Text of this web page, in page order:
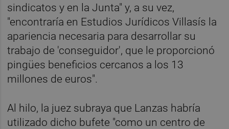
sindicatos y en la Junta" y, a su vez,
"encontraría en Estudios Jurídicos Villasís la
apariencia necesaria para desarrollar su
trabajo de 'conseguidor', que le proporcionó
pingües beneficios cercanos a los 13
millones de euros".
Al hilo, la juez subraya que Lanzas habría
utilizado dicho bufete "como un centro de